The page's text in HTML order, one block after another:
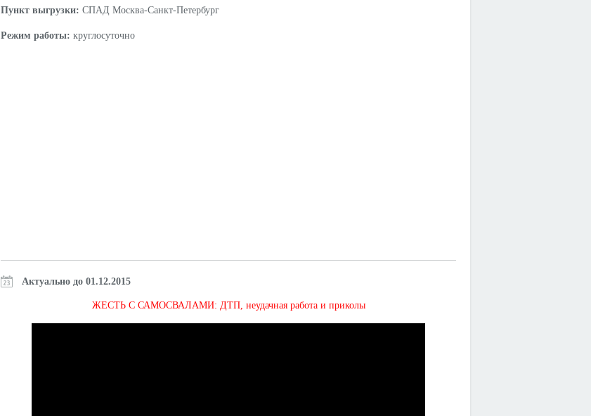
Пункт выгрузки: СПАД Москва-Санкт-Петербург
Режим работы: круглосуточно
Актуально до 01.12.2015
ЖЕСТЬ С САМОСВАЛАМИ: ДТП, неудачная работа и приколы